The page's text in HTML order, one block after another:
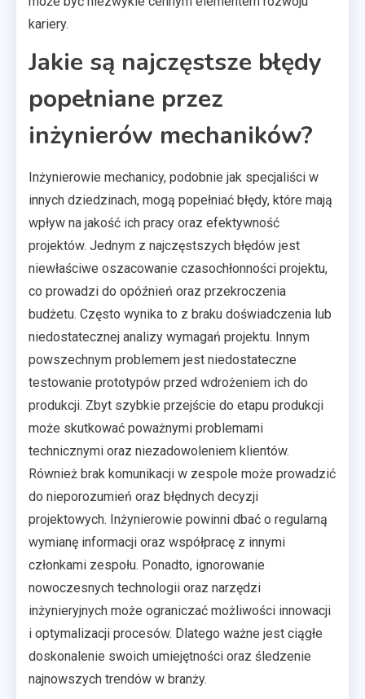
kariery.
Jakie są najczęstsze błędy
popełniane przez
inżynierów mechaników?
Inżynierowie mechanicy, podobnie jak specjaliści w
innych dziedzinach, mogą popełniać błędy, które mają
wpływ na jakość ich pracy oraz efektywność
projektów. Jednym z najczęstszych błędów jest
niewłaściwe oszacowanie czasochłonności projektu,
co prowadzi do opóźnień oraz przekroczenia
budżetu. Często wynika to z braku doświadczenia lub
niedostatecznej analizy wymagań projektu. Innym
powszechnym problemem jest niedostateczne
testowanie prototypów przed wdrożeniem ich do
produkcji. Zbyt szybkie przejście do etapu produkcji
może skutkować poważnymi problemami
technicznymi oraz niezadowoleniem klientów.
Również brak komunikacji w zespole może prowadzić
do nieporozumień oraz błędnych decyzji
projektowych. Inżynierowie powinni dbać o regularną
wymianę informacji oraz współpracę z innymi
członkami zespołu. Ponadto, ignorowanie
nowoczesnych technologii oraz narzędzi
inżynieryjnych może ograniczać możliwości innowacji
i optymalizacji procesów. Dlatego ważne jest ciągłe
doskonalenie swoich umiejętności oraz śledzenie
najnowszych trendów w branży.